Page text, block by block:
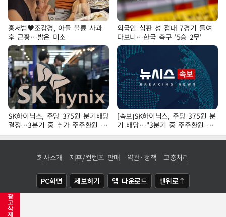
광
고
삭
제
홍서범♥조갑경, 아들 불륜 사과
후 근황…밝은 미소
외국인 심판 성 접대 7경기 들여
다보니…한국 축구 '5승 2무'
SK하이닉스, 주당 375원 분기배당
결정…3분기 중 추가 주주환원 발
표
[속보]SK하이닉스, 주당 375원 분
기 배당…"3분기 중 주주환원 방
안 확정"
회사소개 제휴/컨텐츠 판매 약관·정책 고충처리
PC화면 제보하기 앱 다운로드 맨위로↑